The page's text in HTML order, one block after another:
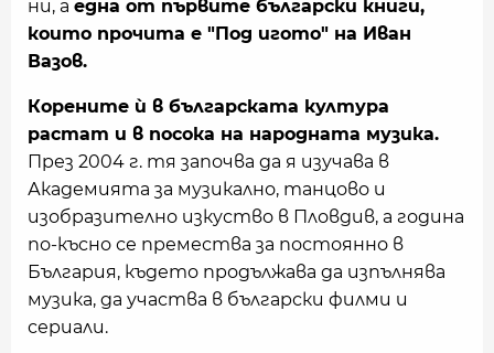
ни, а една от първите български книги,
които прочита е "Под игото" на Иван
Вазов.
Корените ѝ в българската култура
растат и в посока на народната музика.
През 2004 г. тя започва да я изучава в
Академията за музикално, танцово и
изобразително изкуство в Пловдив, а година
по-късно се премества за постоянно в
България, където продължава да изпълнява
музика, да участва в български филми и
сериали.